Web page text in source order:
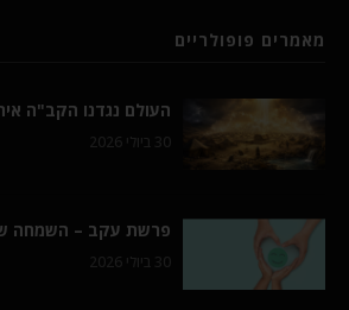
מאמרים פופולריים
העולם נגדנו הקב"ה
30 ביולי 2026
פרשת עקב – השמחה
30 ביולי 2026